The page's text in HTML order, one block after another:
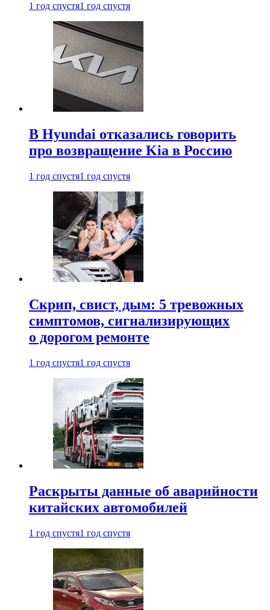
1 год спустя1 год спустя
В Hyundai отказались говорить
про возвращение Kia в Россию
1 год спустя1 год спустя
Скрип, свист, дым: 5 тревожных
симптомов, сигнализирующих
о дорогом ремонте
1 год спустя1 год спустя
Раскрыты данные об аварийности
китайских автомобилей
1 год спустя1 год спустя